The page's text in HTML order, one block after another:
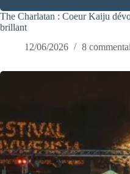
The Charlatan : Coeur Kaiju
brillant
12/06/2026
8